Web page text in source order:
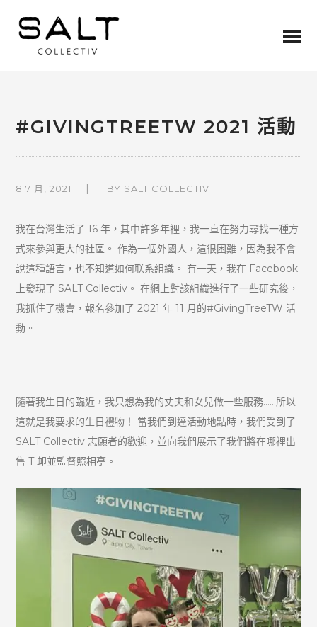
#GIVINGTREETW 2021 活動
8 7 月, 2021 BY SALT COLLECTIV
我在台灣生活了 16 年，其中許多年裡，我一直在努力尋找一種方
式來參與更大的社區。 作為一個外國人，這很困難，因為我不會
說這種語言，也不知道如何联系組織。 有一天，我在 Facebook
上發現了 SALT Collectiv。 在網上對該組織進行了一些研究後，
我抓住了機會，報名參加了 2021 年 11 月的#GivingTreeTW 活
動。
隨著我生日的臨近，我只想為我的丈夫和女兒做一些服務……所以
這就是我要求的生日禮物！ 當我們到達活動地點時，我們受到了
SALT Collectiv 志願者的歡迎，並向我們展示了我們將在哪裡出
售 T 卹並監督照相亭。